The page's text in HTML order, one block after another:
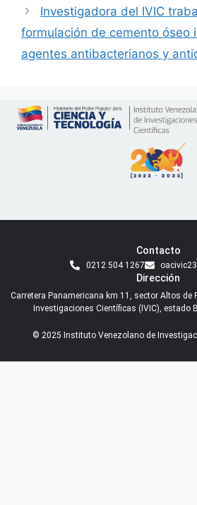
Investigadora del IVIC
formulación de cemento óseo
agentes antibacterianos y
Contacto
0212 504 1267
Dirección
Carretera Panamericana km 11, sector Altos de
Investigaciones Científicas (IVIC), estado
© 2025 Instituto Venezolano de